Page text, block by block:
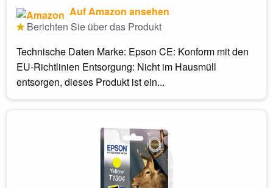
Auf Amazon ansehen
Berichten Sie über das Produkt
Technische Daten Marke: Epson CE: Konform mit den
EU-Richtlinien Entsorgung: Nicht im Hausmüll
entsorgen, dieses Produkt ist ein...